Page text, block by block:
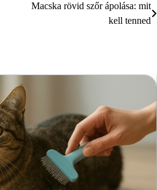
Macska rövid szőr ápolása: mit
kell tenned